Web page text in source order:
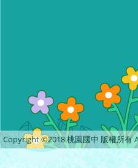
Copyright ©2018 桃園國中 版權所有